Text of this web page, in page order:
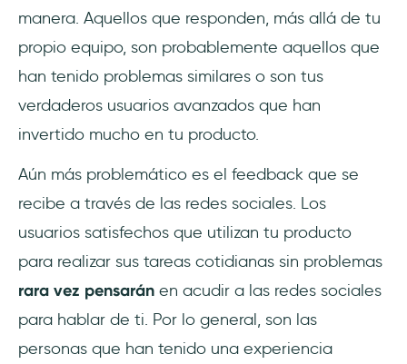
manera. Aquellos que responden, más allá de tu
propio equipo, son probablemente aquellos que
han tenido problemas similares o son tus
verdaderos usuarios avanzados que han
invertido mucho en tu producto.
Aún más problemático es el feedback que se
recibe a través de las redes sociales. Los
usuarios satisfechos que utilizan tu producto
para realizar sus tareas cotidianas sin problemas
rara vez pensarán en acudir a las redes sociales
para hablar de ti. Por lo general, son las
personas que han tenido una experiencia